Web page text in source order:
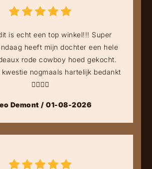
is echt een top winkel!!! Super
heeft mijn dochter een hele
rode cowboy hoed gekocht.
nogmaals hartelijk bedankt
👍🏻👍🏻
Demont / 01-08-2026